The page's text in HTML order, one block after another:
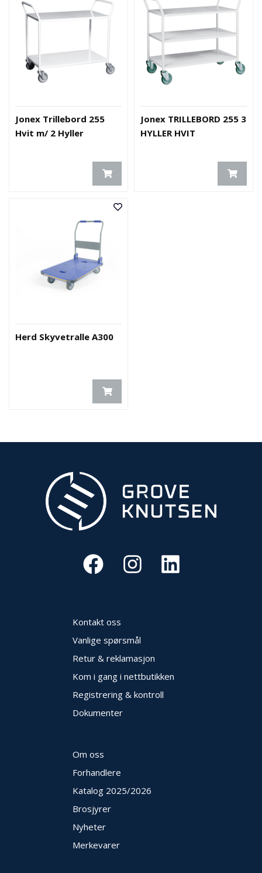
Jonex Trillebord 255
Hvit m/ 2 Hyller
Jonex TRILLEBORD 255 3
HYLLER HVIT
Herd Skyvetralle A300
Kontakt oss
Vanlige spørsmål
Retur & reklamasjon
Kom i gang i nettbutikken
Registrering & kontroll
Dokumenter
Om oss
Forhandlere
Katalog 2025/2026
Brosjyrer
Nyheter
Merkevarer